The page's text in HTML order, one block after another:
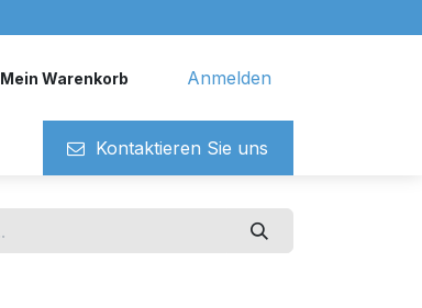
Mein Warenkorb Anmelden
Kontaktieren ​​Si​​e uns